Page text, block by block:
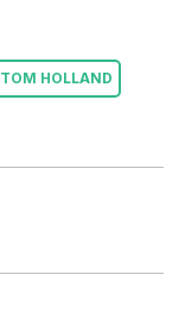
TOM HOLLAND